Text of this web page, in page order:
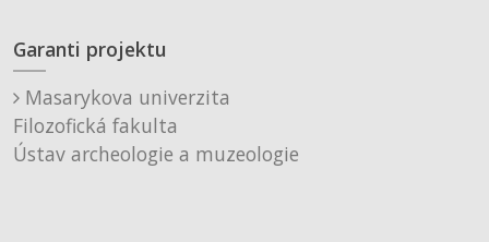
Garanti projektu
Masarykova univerzita
Filozofická fakulta
Ústav archeologie a muzeologie